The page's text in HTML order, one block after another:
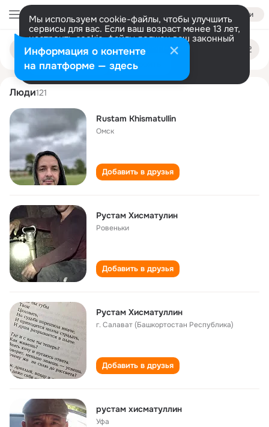
Войти
Мы используем cookie-файлы, чтобы улучшить
сервисы для вас. Если ваш возраст менее 13 лет,
настроить cookie-файлы должен ваш законный
представитель. Больше информации
Разрешить все Настроить
Поиск
людям
rustam khismatullin
Люди121
Rustam Khismatullin
Омск
Добавить в друзья
Рустам Хисматулин
Ровеньки
Добавить в друзья
Рустам Хисматуллин
г. Салават (Башкортостан Республика)
Добавить в друзья
рустам хисматуллин
Уфа
Информация о контенте
на платформе — здесь